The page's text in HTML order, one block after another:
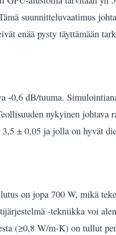
suunnitteluvaatimus
enää pysty täyttämään
-0,6 dB/tuuma.
nykyinen
± 0,05 ja jolla on hyvät
on jopa 700 W, mikä
-tekniikka voi
(≥0,8 W/m-K) on tullut